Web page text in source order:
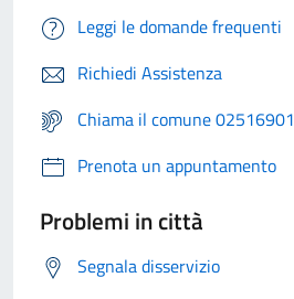
Leggi le domande frequenti
Richiedi Assistenza
Chiama il comune 02516901
Prenota un appuntamento
Problemi in città
Segnala disservizio